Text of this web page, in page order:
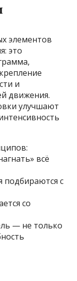
элементов
это
и
движения.
улучшают
всё
с
со
— не только